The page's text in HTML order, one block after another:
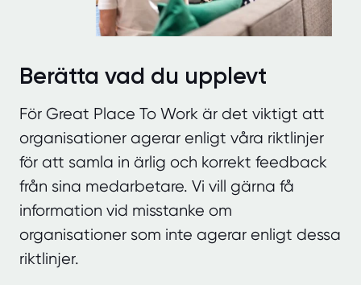
Berätta vad du upplevt
För Great Place To Work är det viktigt att
organisationer agerar enligt våra riktlinjer
för att samla in ärlig och korrekt feedback
från sina medarbetare. Vi vill gärna få
information vid misstanke om
organisationer som inte agerar enligt dessa
riktlinjer.